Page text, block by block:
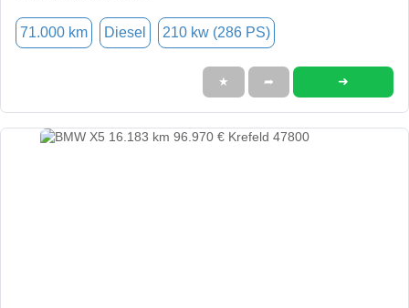
71.000 km Diesel 210 kw (286 PS)
★ ➦ ➜